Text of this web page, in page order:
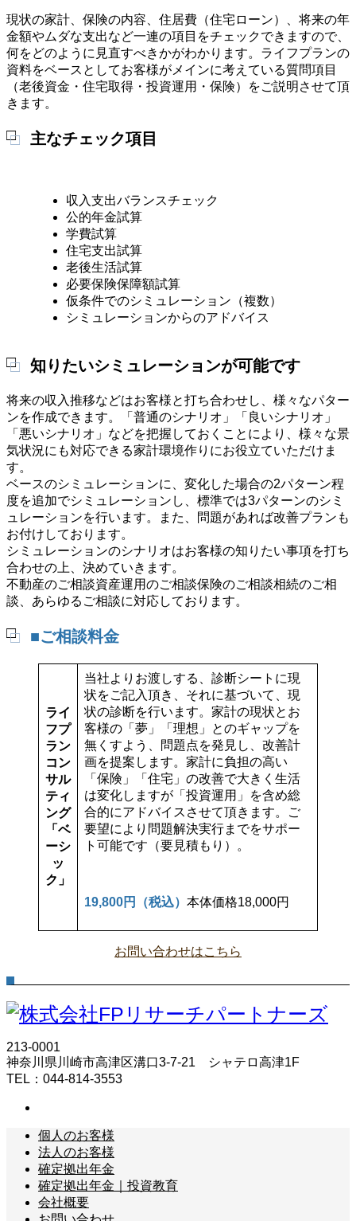
現状の家計、保険の内容、住居費（住宅ローン）、将来の年
金額やムダな支出など一連の項目をチェックできますので、
何をどのように見直すべきかがわかります。ライフプランの
資料をベースとしてお客様がメインに考えている質問項目
（老後資金・住宅取得・投資運用・保険）をご説明させて頂
きます。
主なチェック項目
収入支出バランスチェック
公的年金試算
学費試算
住宅支出試算
老後生活試算
必要保険保障額試算
仮条件でのシミュレーション（複数）
シミュレーションからのアドバイス
知りたいシミュレーションが可能です
将来の収入推移などはお客様と打ち合わせし、様々なパター
ンを作成できます。「普通のシナリオ」「良いシナリオ」
「悪いシナリオ」などを把握しておくことにより、様々な景
気状況にも対応できる家計環境作りにお役立ていただけま
す。
ベースのシミュレーションに、変化した場合の2パターン程
度を追加でシミュレーションし、標準では3パターンのシミ
ュレーションを行います。また、問題があれば改善プランも
お付けしております。
シミュレーションのシナリオはお客様の知りたい事項を打ち
合わせの上、決めていきます。
不動産のご相談資産運用のご相談保険のご相談相続のご相
談、あらゆるご相談に対応しております。
■ご相談料金
ライ
フプ
ラン
コン
サル
ティ
ング
「ベ
ーシ
ッ
ク」
当社よりお渡しする、診断シートに現
状をご記入頂き、それに基づいて、現
状の診断を行います。家計の現状とお
客様の「夢」「理想」とのギャップを
無くすよう、問題点を発見し、改善計
画を提案します。家計に負担の高い
「保険」「住宅」の改善で大きく生活
は変化しますが「投資運用」を含め総
合的にアドバイスさせて頂きます。ご
要望により問題解決実行までをサポー
ト可能です（要見積もり）。
19,800円（税込） 本体価格18,000円
お問い合わせはこちら
213-0001
神奈川県川崎市高津区溝口3-7-21 シャテロ高津1F
TEL：044-814-3553
個人のお客様
法人のお客様
確定拠出年金
確定拠出年金｜投資教育
会社概要